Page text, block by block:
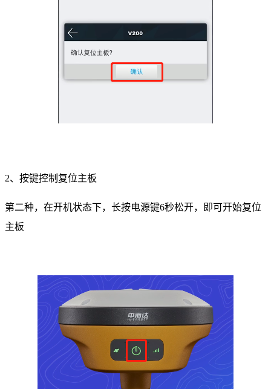
2、按键控制复位主板
第二种，在开机状态下，长按电源键6秒松开，即可开始复位
主板